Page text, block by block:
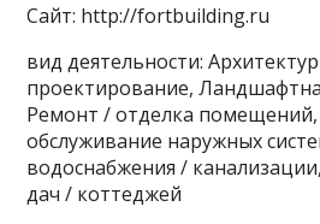
Сайт: http://fortbuilding.ru
вид деятельности:
проектирование,
Ремонт / отделка
обслуживание наружных
водоснабжения /
дач / коттеджей